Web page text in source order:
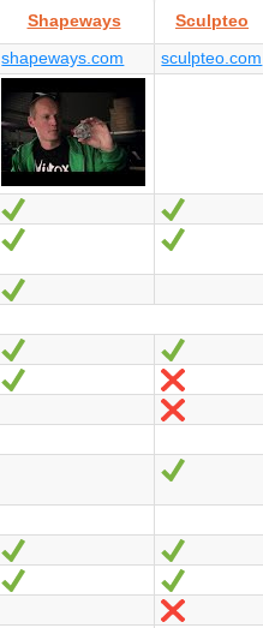
Shapeways
Sculpteo
shapeways.com
sculpteo.com
Oui
Oui
Oui Oui
Oui
Oui
Oui
Oui
Non
Non
Oui
Oui
Oui
Oui
Oui
Non